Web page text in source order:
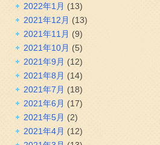
2022年1月 (13)
2021年12月 (13)
2021年11月 (9)
2021年10月 (5)
2021年9月 (12)
2021年8月 (14)
2021年7月 (18)
2021年6月 (17)
2021年5月 (2)
2021年4月 (12)